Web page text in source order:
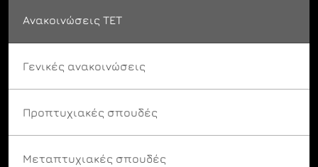
Ανακοινώσεις ΤΕΤ
Γενικές ανακοινώσεις
Προπτυχιακές σπουδές
Μεταπτυχιακές σπουδές